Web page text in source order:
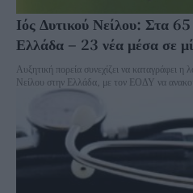
Ιός Δυτικού Νείλου: Στα
Ελλάδα – 23 νέα μέσα σε
Αυξητική πορεία συνεχίζει να καταγράφει η
Νείλου στην Ελλάδα, με τον ΕΟΔΥ να